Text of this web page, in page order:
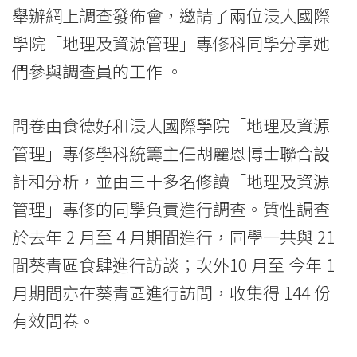
學
院
息
國
際
學
院
舉辦網上調查發佈會，邀請了兩位浸大國際
學院「地理及資源管理」專修科同學分享她
們參與調查員的工作 。
問卷由食德好和浸大國際學院「地理及資源
管理」專修學科統籌主任胡麗恩博士聯合設
計和分析，並由三十多名修讀「地理及資源
管理」專修的同學負責進行調查。質性調查
於去年 2 月至 4 月期間進行，同學一共與 21
間葵青區食肆進行訪談；次外10 月至 今年 1
月期間亦在葵青區進行訪問，收集得 144 份
有效問卷。